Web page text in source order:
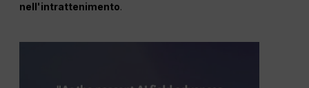
nell'intrattenimento.